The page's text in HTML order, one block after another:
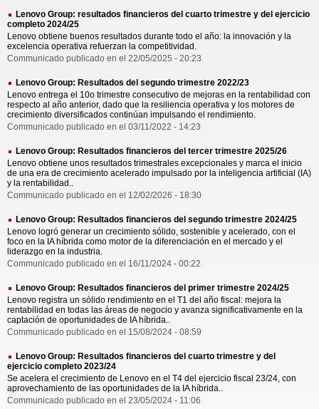
Lenovo Group: resultados financieros del cuarto trimestre y del ejercicio
completo 2024/25
Lenovo obtiene buenos resultados durante todo el año: la innovación y la
excelencia operativa refuerzan la competitividad.
Communicado publicado en el 22/05/2025 - 20:23
Lenovo Group: Resultados del segundo trimestre 2022/23
Lenovo entrega el 10o trimestre consecutivo de mejoras en la rentabilidad con
respecto al año anterior, dado que la resiliencia operativa y los motores de
crecimiento diversificados continúan impulsando el rendimiento.
Communicado publicado en el 03/11/2022 - 14:23
Lenovo Group: Resultados financieros del tercer trimestre 2025/26
Lenovo obtiene unos resultados trimestrales excepcionales y marca el inicio
de una era de crecimiento acelerado impulsado por la inteligencia artificial (IA)
y la rentabilidad..
Communicado publicado en el 12/02/2026 - 18:30
Lenovo Group: Resultados financieros del segundo trimestre 2024/25
Lenovo logró generar un crecimiento sólido, sostenible y acelerado, con el
foco en la IA híbrida como motor de la diferenciación en el mercado y el
liderazgo en la industria.
Communicado publicado en el 16/11/2024 - 00:22
Lenovo Group: Resultados financieros del primer trimestre 2024/25
Lenovo registra un sólido rendimiento en el T1 del año fiscal: mejora la
rentabilidad en todas las áreas de negocio y avanza significativamente en la
captación de oportunidades de IA híbrida..
Communicado publicado en el 15/08/2024 - 08:59
Lenovo Group: Resultados financieros del cuarto trimestre y del
ejercicio completo 2023/24
Se acelera el crecimiento de Lenovo en el T4 del ejercicio fiscal 23/24, con
aprovechamiento de las oportunidades de la IA híbrida..
Communicado publicado en el 23/05/2024 - 11:06